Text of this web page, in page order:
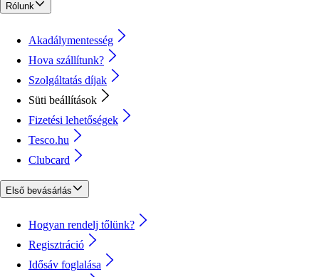
Rólunk
Akadálymentesség
Hova szállítunk?
Szolgáltatás díjak
Süti beállítások
Fizetési lehetőségek
Tesco.hu
Clubcard
Első bevásárlás
Hogyan rendelj tőlünk?
Regisztráció
Idősáv foglalása